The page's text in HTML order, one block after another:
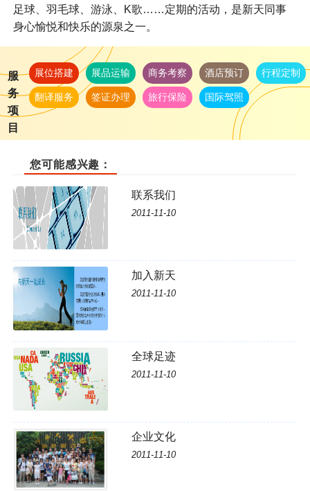
足球、羽毛球、游泳、K歌……定期的活动，是新天同事
身心愉悦和快乐的源泉之一。
服
务
项
目
展位搭建 展品运输 商务考察 酒店预订 行程定制
翻译服务 签证办理 旅行保险 国际驾照
您可能感兴趣：
联系我们
2011-11-10
加入新天
2011-11-10
全球足迹
2011-11-10
企业文化
2011-11-10